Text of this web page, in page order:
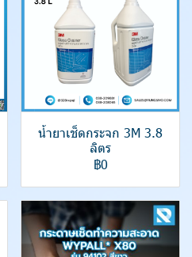
น้ำยาเช็ดกระจก 3M 3.8
ลิตร
฿0